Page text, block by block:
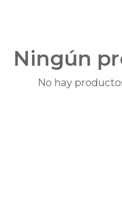
Ningún
No hay